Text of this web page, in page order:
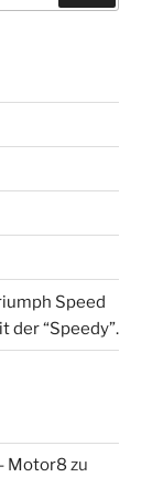
Speed
der “Speedy”.
Motor8 zu